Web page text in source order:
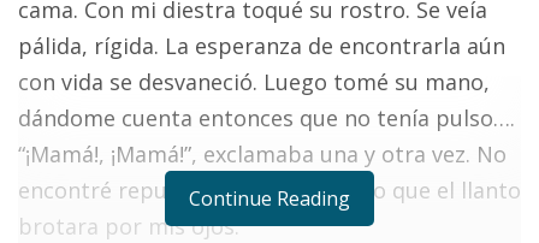
cama. Con mi diestra toqué su rostro. Se veía
pálida, rígida. La esperanza de encontrarla aún
con vida se desvaneció. Luego tomé su mano,
dándome cuenta entonces que no tenía pulso….
“¡Mamá!, ¡Mamá!”, exclamaba una y otra vez. No
encontré repuesta.. Su silencio hizo que el llanto
brotara por mis ojos.
Continue Reading